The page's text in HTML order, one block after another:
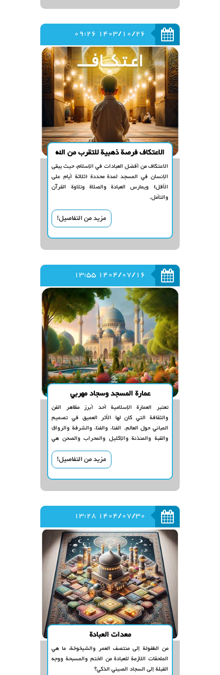
1403/10/26 09:26
الاعتكاف فرصة ذهبية للتقرب من الله
الاعتكاف من أفضل العبادات في الإسلام، حيث يبقى
الإنسان في المسجد لمدة محددة (ثلاثة أيام على
الأقل) ويمارس العبادة والصلاة وتلاوة القرآن
والتأمل.
مزيد من التفاصيل!
1404/07/16 13:55
عمارة المسجد وسجاد مهربي
تعتبر العمارة الإسلامية أحد أبرز مظاهر الفن
والثقافة التي كان لها الأثر العميق في تصميم
المباني حول العالم. الفناء والفناء والشرفة والرواق
والقبة والمئذنة والإكليل والمحراب والصحن هي
عناصر شائعة في المساجد في الهندسة المعمارية
مزيد من التفاصيل!
1404/07/30 13:28
معدات العبادة
من الطفولة إلى منتصف العمر والشيخوخة، ما هي
الملحقات اللازمة للعبادة من الختم والمسبحة ووجه
القبلة إلى السجاد الصيني الذكي؟